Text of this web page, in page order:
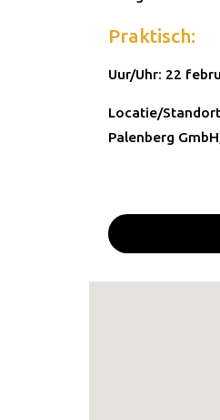
Praktisch:
Uur/Uhr: 22
Locatie/
Palenberg